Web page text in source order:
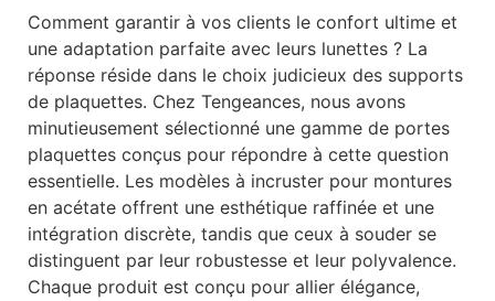
Comment garantir à vos clients le confort ultime et
une adaptation parfaite avec leurs lunettes ? La
réponse réside dans le choix judicieux des supports
de plaquettes. Chez Tengeances, nous avons
minutieusement sélectionné une gamme de portes
plaquettes conçus pour répondre à cette question
essentielle. Les modèles à incruster pour montures
en acétate offrent une esthétique raffinée et une
intégration discrète, tandis que ceux à souder se
distinguent par leur robustesse et leur polyvalence.
Chaque produit est conçu pour allier élégance,